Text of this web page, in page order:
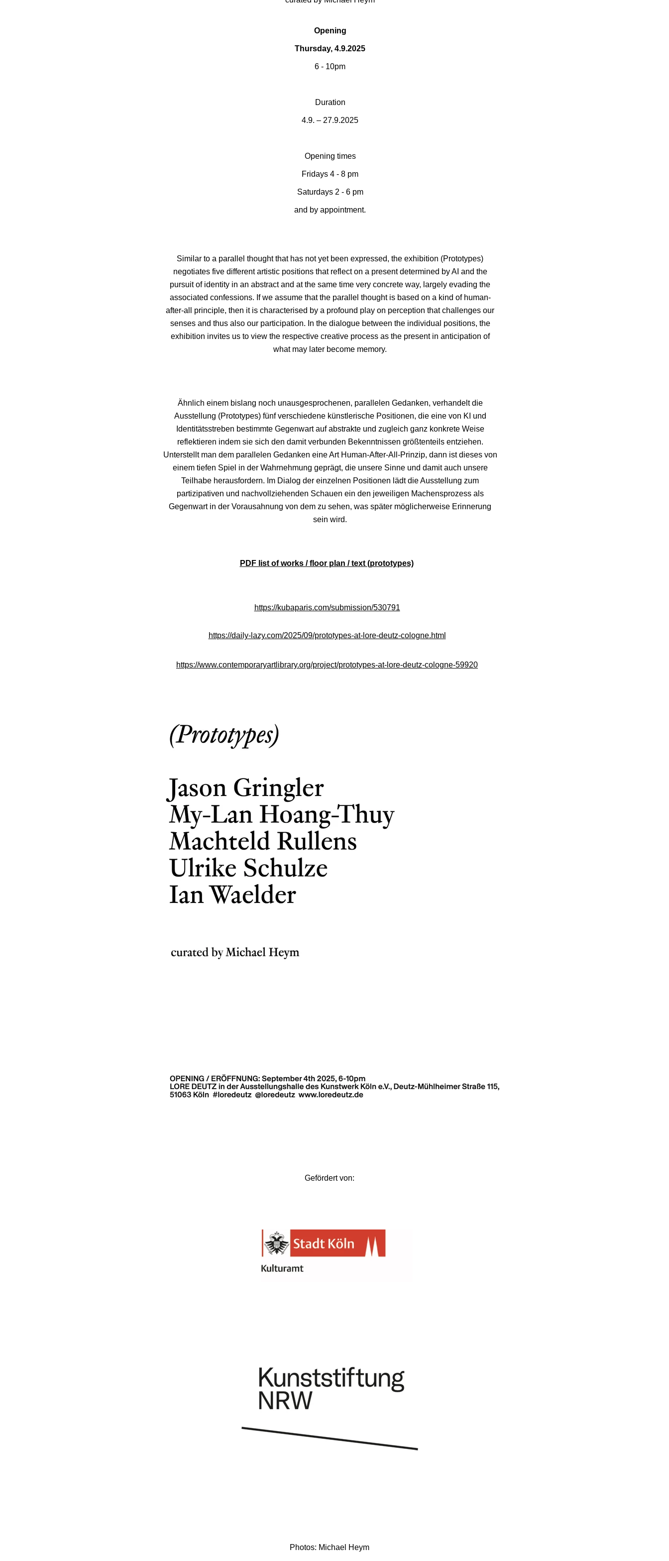
Opening
Thursday, 4.9.2025
6 - 10pm
Duration
4.9. – 27.9.2025
Opening times
Fridays 4 - 8 pm
Saturdays 2 - 6 pm
and by appointment.
Similar to a parallel thought that has not yet been expressed, the exhibition (Prototypes)
negotiates five different artistic positions that reflect on a present determined by AI and the
pursuit of identity in an abstract and at the same time very concrete way, largely evading the
associated confessions. If we assume that the parallel thought is based on a kind of human-
after-all principle, then it is characterised by a profound play on perception that challenges our
senses and thus also our participation. In the dialogue between the individual positions, the
exhibition invites us to view the respective creative process as the present in anticipation of
what may later become memory.
Ähnlich einem bislang noch unausgesprochenen, parallelen Gedanken, verhandelt die
Ausstellung (Prototypes) fünf verschiedene künstlerische Positionen, die eine von KI und
Identitätsstreben bestimmte Gegenwart auf abstrakte und zugleich ganz konkrete Weise
reflektieren indem sie sich den damit verbunden Bekenntnissen größtenteils entziehen.
Unterstellt man dem parallelen Gedanken eine Art Human-After-All-Prinzip, dann ist dieses von
einem tiefen Spiel in der Wahrnehmung geprägt, die unsere Sinne und damit auch unsere
Teilhabe herausfordern. Im Dialog der einzelnen Positionen lädt die Ausstellung zum
partizipativen und nachvollziehenden Schauen ein den jeweiligen Machensprozess als
Gegenwart in der Vorausahnung von dem zu sehen, was später möglicherweise Erinnerung
sein wird.
PDF list of works / floor plan / text (prototypes)
https://kubaparis.com/submission/530791
https://daily-lazy.com/2025/09/prototypes-at-lore-deutz-cologne.html
https://www.contemporaryartlibrary.org/project/prototypes-at-lore-deutz-cologne-59920
Gefördert von:
Photos: Michael Heym